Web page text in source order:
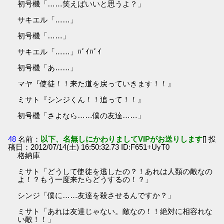
初号機「……笑えばいいと思うよ？」
サキエル「……」
初号機「……」
サキエル「……」ﾊﾞｲﾊﾞｲ
初号機「あ……」
マヤ『使徒！！来た道を戻っていきます！！』
ミサト『シンジくん！！追って！！』
初号機「さよなら……僕の友達……」
48 名前： 以下、名無しにかわりましてVIPがお送りします[] 投
稿日：2012/07/14(土) 16:50:32.73 ID:F651+UyT0
格納庫
ミサト「どうして使徒を逃したの？！あれは人類の敵なの
よ！？もう一度来たらどうするの！？」
シンジ「僕に……友達を殺させるんですか？」
ミサト「あれは友達じゃない。敵なの！！絶対に相容れな
い敵！！」